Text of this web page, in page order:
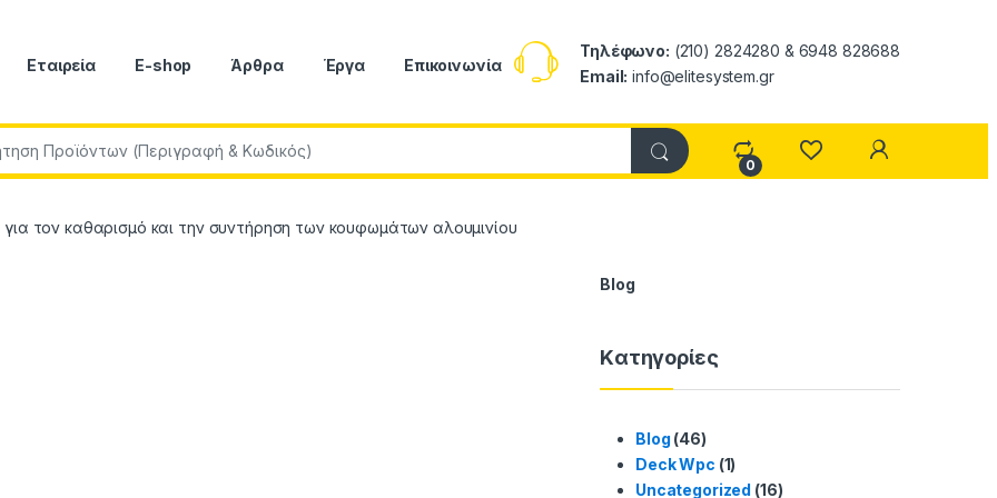
Εταιρεία E-shop Άρθρα Έργα Επικοινωνία
Τηλέφωνο: (210) 2824280 & 6948 828688
Email: info@elitesystem.gr
0
τον καθαρισμό και την συντήρηση των κουφωμάτων αλουμινίου
Blog
Kατηγορίες
Blog (46)
Deck Wpc (1)
Uncategorized (16)